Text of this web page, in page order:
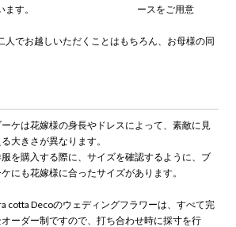
す。
人でお越しいただくことはもちろん、お母様の同
ーケは花嫁様の身長やドレスによって、素敵に見
る大きさが異なります。
を購入する際に、サイズを確認するように、ブ
ケにも花嫁様に合ったサイズがあります。
cotta Decoのウェディングフラワーは、すべて完
ーダー制ですので、打ち合わせ時に採寸を行